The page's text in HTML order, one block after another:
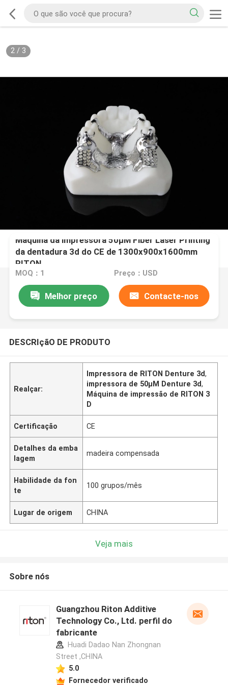
2/ 3
Máquina da impressora 50μM Fiber Laser Printing
da dentadura 3d do CE de 1300x900x1600mm
RITON
MOQ：1 Preço：USD
Melhor preço Contacte-nos
DESCRIçãO DE PRODUTO
Realçar:
Impressora de RITON Denture 3d,
impressora de 50μM Denture 3d,
Máquina de impressão de RITON 3
D
Certificação CE
Detalhes da emba
lagem
madeira compensada
Habilidade da fon
te
100 grupos/mês
Lugar de origem CHINA
Veja mais
Sobre nós
Guangzhou Riton Additive
Technology Co., Ltd. perfil do
fabricante
Huadi Dadao Nan Zhongnan
Street ,CHINA
5.0
Fornecedor verificado